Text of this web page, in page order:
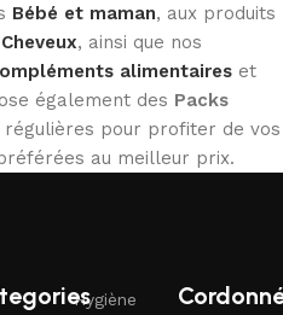
Bébé et maman, aux produits
Cheveux, ainsi que nos
alimentaires et
également des Packs
régulières pour profiter de vos
au meilleur prix.
Hygiène